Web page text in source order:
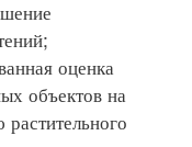
оценка
объектов на